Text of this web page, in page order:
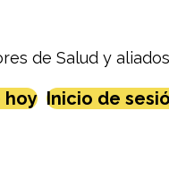
de Salud y
hoy Inicio de